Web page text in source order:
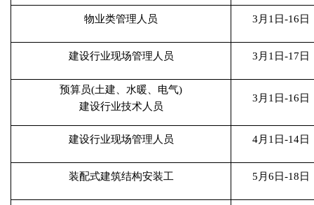
物业类管理人员 3月1日-16日
建设行业现场管理人员 3月1日-17日
预算员(土建、水暖、电气)
建设行业技术人员
3月1日-16日
建设行业现场管理人员 4月1日-14日
装配式建筑结构安装工 5月6日-18日